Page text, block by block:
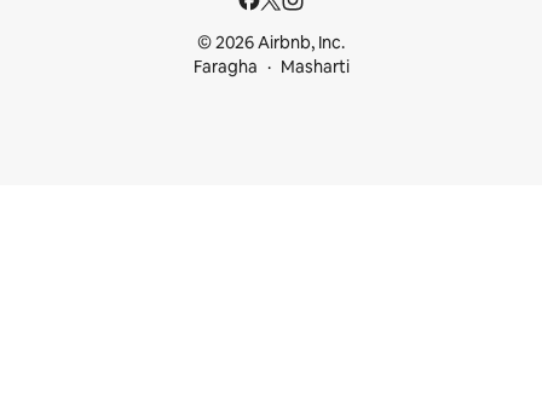
© 2026 Airbnb, Inc.
Faragha
Masharti